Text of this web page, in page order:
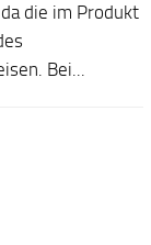
die im Produkt
Bei...